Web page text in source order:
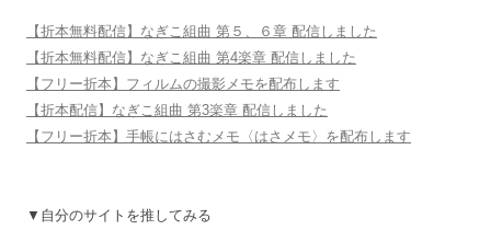
【折本無料配信】なぎこ組曲 第５、６章 配信しました
【折本無料配信】なぎこ組曲 第4楽章 配信しました
【フリー折本】フィルムの撮影メモを配布します
【折本配信】なぎこ組曲 第3楽章 配信しました
【フリー折本】手帳にはさむメモ〈はさメモ〉を配布します
▼自分のサイトを推してみる